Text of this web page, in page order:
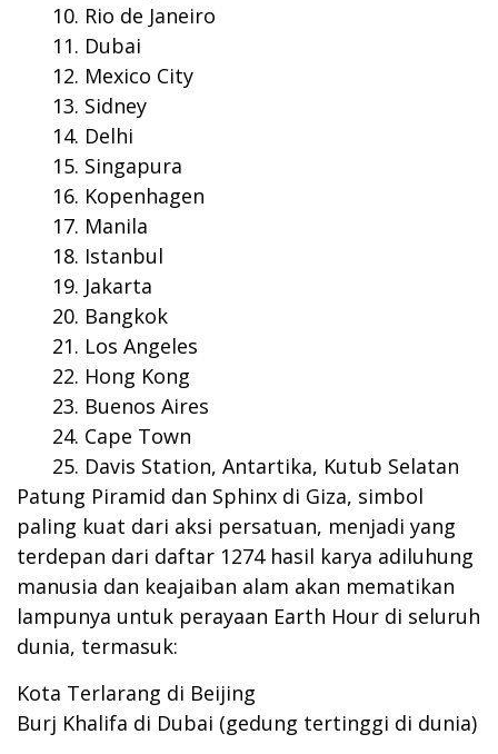
Rio de Janeiro
Dubai
Mexico City
Sidney
Delhi
Singapura
Kopenhagen
Manila
Istanbul
Jakarta
Bangkok
Los Angeles
Hong Kong
Buenos Aires
Cape Town
Davis Station, Antartika, Kutub Selatan
Patung Piramid dan Sphinx di Giza, simbol
paling kuat dari aksi persatuan, menjadi yang
terdepan dari daftar 1274 hasil karya adiluhung
manusia dan keajaiban alam akan mematikan
lampunya untuk perayaan Earth Hour di seluruh
dunia, termasuk:
Kota Terlarang di Beijing
Burj Khalifa di Dubai (gedung tertinggi di dunia)